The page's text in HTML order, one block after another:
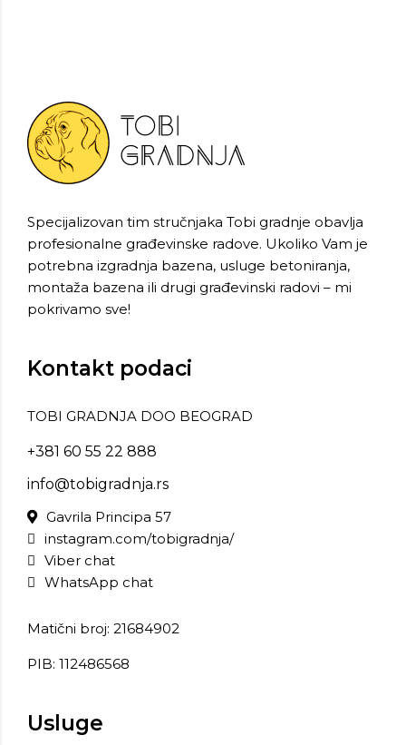
Specijalizovan tim stručnjaka Tobi gradnje obavlja
profesionalne građevinske radove. Ukoliko Vam je
potrebna izgradnja bazena, usluge betoniranja,
montaža bazena ili drugi građevinski radovi – mi
pokrivamo sve!
Kontakt podaci
TOBI GRADNJA DOO BEOGRAD
+381 60 55 22 888
info@tobigradnja.rs
Gavrila Principa 57
instagram.com/tobigradnja/
Viber chat
WhatsApp chat
Matični broj: 21684902
PIB: 112486568
Usluge